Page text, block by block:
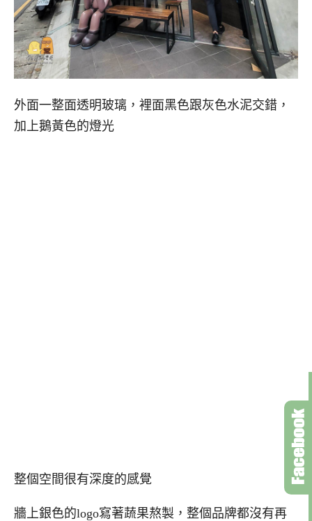
外面一整面透明玻璃，裡面黑色跟灰色水泥交錯，
加上鵝黃色的燈光
整個空間很有深度的感覺
牆上銀色的logo寫著蔬果熬製，整個品牌都沒有再